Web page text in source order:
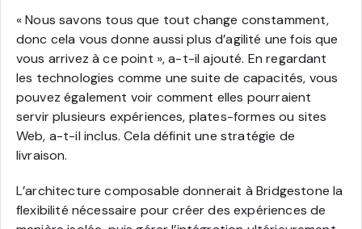
« Nous savons tous que tout change constamment,
donc cela vous donne aussi plus d’agilité une fois que
vous arrivez à ce point », a-t-il ajouté. En regardant
les technologies comme une suite de capacités, vous
pouvez également voir comment elles pourraient
servir plusieurs expériences, plates-formes ou sites
Web, a-t-il inclus. Cela définit une stratégie de
livraison.
L’architecture composable donnerait à Bridgestone la
flexibilité nécessaire pour créer des expériences de